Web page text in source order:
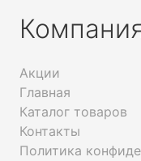
Акции
Главная
Каталог товаров
Контакты
Политика